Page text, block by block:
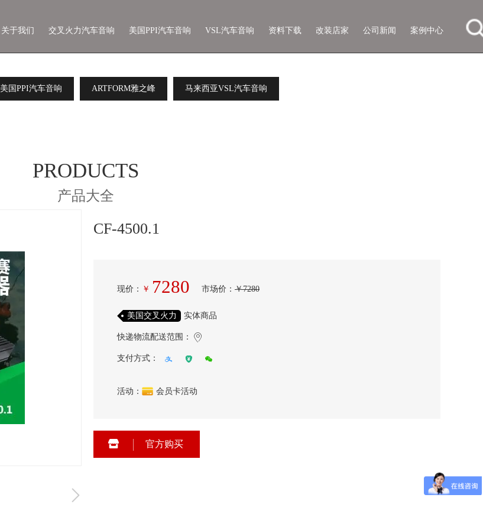
关于我们 交叉火力汽车音响 美国PPI汽车音响 VSL汽车音响 资料下载 改装店家 公司新闻 案例中心
美国PPI汽车音响 ARTFORM雅之峰 马来西亚VSL汽车音响
PRODUCTS
产品大全
CF-4500.1
现价 ： ￥ 7280 市场价 ： ￥7280
美国交叉火力 实体商品
快递物流配送范围：
支付方式：
活动： 会员卡活动
官方购买